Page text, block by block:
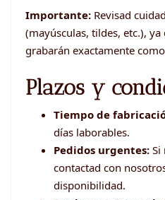
Importante: Revisad
(mayúsculas, tildes, etc.),
grabarán exactamente
Plazos y
Tiempo de
días laborables.
Pedidos urgentes: Si
contactad con
disponibilidad.